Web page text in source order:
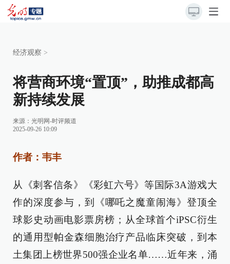
经济观察 >
将营商环境“置顶”，助推成都高
新持续发展
来源： 光明网-时评频道
2025-09-26 10:09
作者：韦丰
从《刺客信条》《彩虹六号》等国际3A游戏大
作的深度参与，到《哪吒之魔童闹海》登顶全
球影史动画电影票房榜；从全球首个iPSC衍生
的通用型帕金森细胞治疗产品临床突破，到本
土集团上榜世界500强企业名单……近年来，涌